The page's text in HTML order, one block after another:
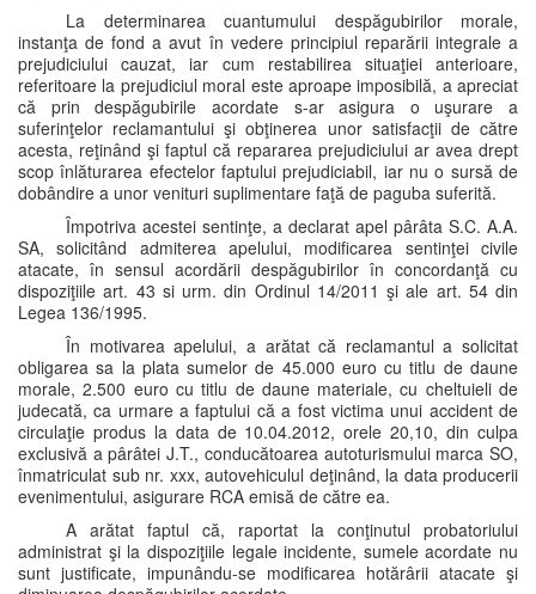
La determinarea cuantumului despăgubirilor morale,
instanţa de fond a avut în vedere principiul reparării integrale a
prejudiciului cauzat, iar cum restabilirea situaţiei anterioare,
referitoare la prejudiciul moral este aproape imposibilă, a apreciat
că prin despăgubirile acordate s-ar asigura o uşurare a
suferinţelor reclamantului şi obţinerea unor satisfacţii de către
acesta, reţinând şi faptul că repararea prejudiciului ar avea drept
scop înlăturarea efectelor faptului prejudiciabil, iar nu o sursă de
dobândire a unor venituri suplimentare faţă de paguba suferită.
Împotriva acestei sentinţe, a declarat apel pârâta S.C. A.A.
SA, solicitând admiterea apelului, modificarea sentinţei civile
atacate, în sensul acordării despăgubirilor în concordanţă cu
dispoziţiile art. 43 si urm. din Ordinul 14/2011 şi ale art. 54 din
Legea 136/1995.
În motivarea apelului, a arătat că reclamantul a solicitat
obligarea sa la plata sumelor de 45.000 euro cu titlu de daune
morale, 2.500 euro cu titlu de daune materiale, cu cheltuieli de
judecată, ca urmare a faptului că a fost victima unui accident de
circulaţie produs la data de 10.04.2012, orele 20,10, din culpa
exclusivă a pârâtei J.T., conducătoarea autoturismului marca SO,
înmatriculat sub nr. xxx, autovehiculul deţinând, la data producerii
evenimentului, asigurare RCA emisă de către ea.
A arătat faptul că, raportat la conţinutul probatoriului
administrat şi la dispoziţiile legale incidente, sumele acordate nu
sunt justificate, impunându-se modificarea hotărârii atacate şi